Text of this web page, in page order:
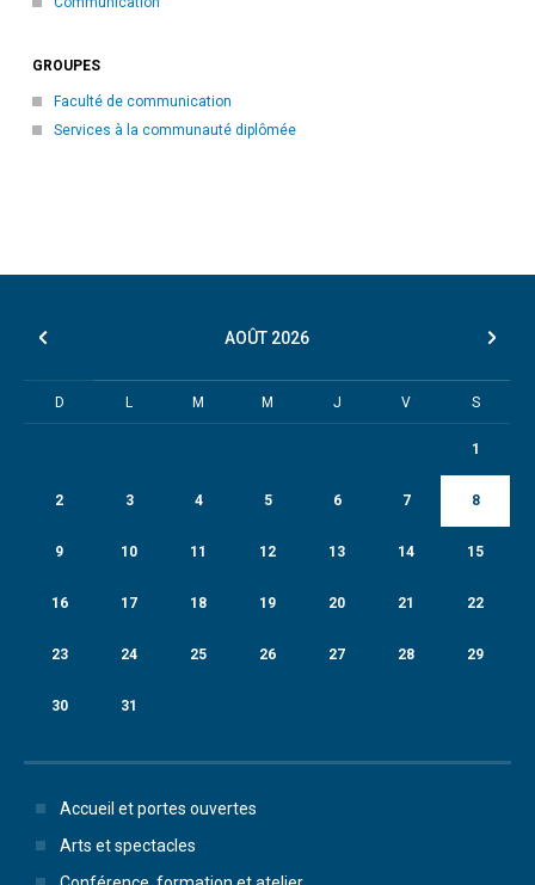
GROUPES
Faculté de communication
Services à la communauté diplômée
AOÛT 2026
D L M M J V S
1
2 3 4 5 6 7 8
9 10 11 12 13 14 15
16 17 18 19 20 21 22
23 24 25 26 27 28 29
30 31
Accueil et portes ouvertes
Arts et spectacles